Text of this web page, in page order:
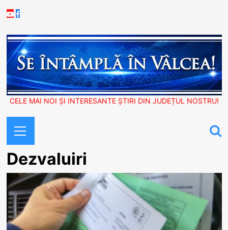
to
Youtube
Facebook
CELE MAI NOI ȘI INTERESANTE ȘTIRI DIN JUDEȚUL NOSTRU!
Menu
Dezvaluiri